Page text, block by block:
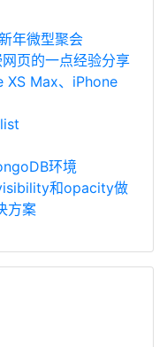
年微型聚会
页的一点经验分享
XS Max、iPhone
环境
和opacity做
方案